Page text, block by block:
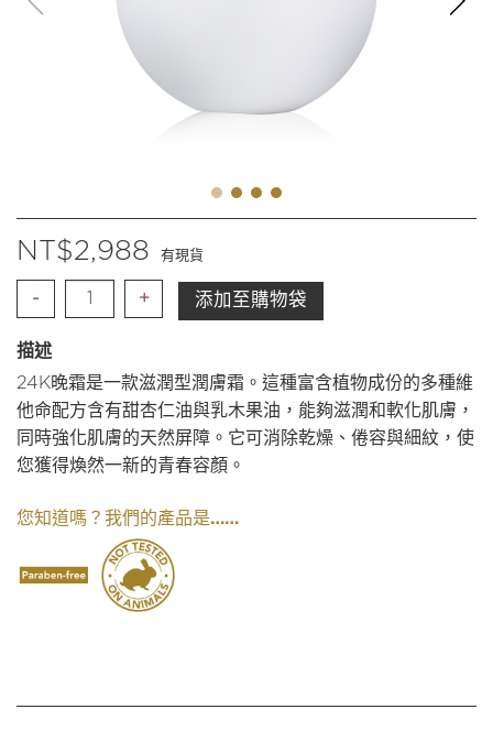
NT$2,988 有現貨
添加至購物袋
描述
24K晚霜是一款滋潤型潤膚霜。這種富含植物成份的多種維
他命配方含有甜杏仁油與乳木果油，能夠滋潤和軟化肌膚，
同時強化肌膚的天然屏障。它可消除乾燥、倦容與細紋，使
您獲得煥然一新的青春容顏。
您知道嗎？ 我們的產品是……